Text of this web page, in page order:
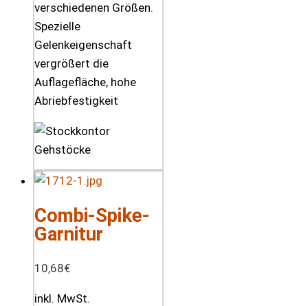
verschiedenen Größen.
Spezielle
Gelenkeigenschaft
vergrößert die
Auflagefläche, hohe
Abriebfestigkeit
Combi-Spike-
Garnitur
10,68€
inkl. MwSt.